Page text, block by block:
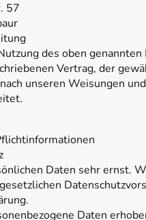
57
des oben
Vertrag, der
unseren Weisungen
Daten sehr ernst.
Daten